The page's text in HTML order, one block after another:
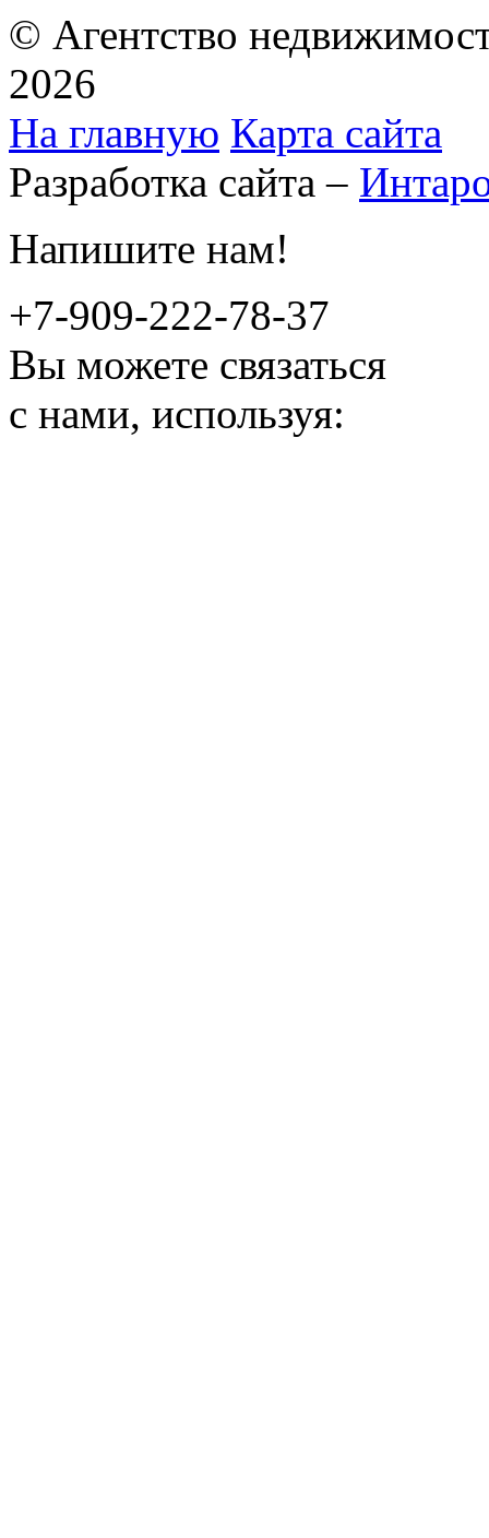
© Агентство
2026
На главную Карта сайта
Разработка сайта –
Напишите нам!
+7-909-222-78-37
Вы можете связаться
с нами, используя: